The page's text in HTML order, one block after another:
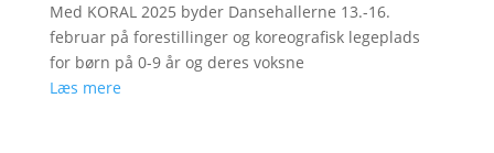
Med KORAL 2025 byder Dansehallerne 13.-16.
februar på forestillinger og koreografisk legeplads
for børn på 0-9 år og deres voksne
Læs mere